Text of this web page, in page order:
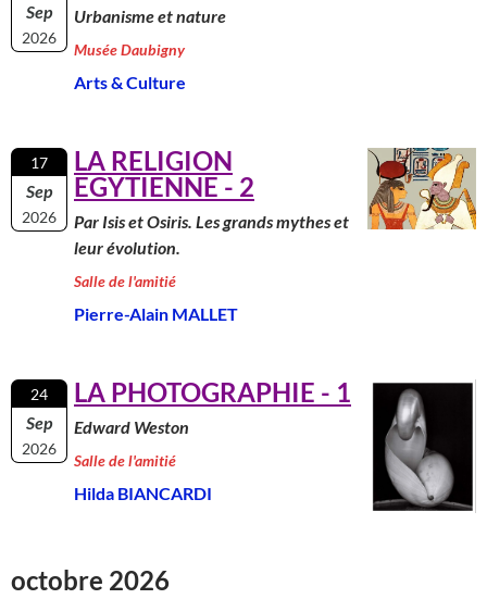
Sep
2026
Urbanisme et nature
Musée Daubigny
Arts & Culture
17
Sep
2026
LA RELIGION
EGYTIENNE - 2
Par Isis et Osiris. Les grands mythes et
leur évolution.
Salle de l'amitié
Pierre-Alain MALLET
24
Sep
2026
LA PHOTOGRAPHIE - 1
Edward Weston
Salle de l'amitié
Hilda BIANCARDI
octobre 2026